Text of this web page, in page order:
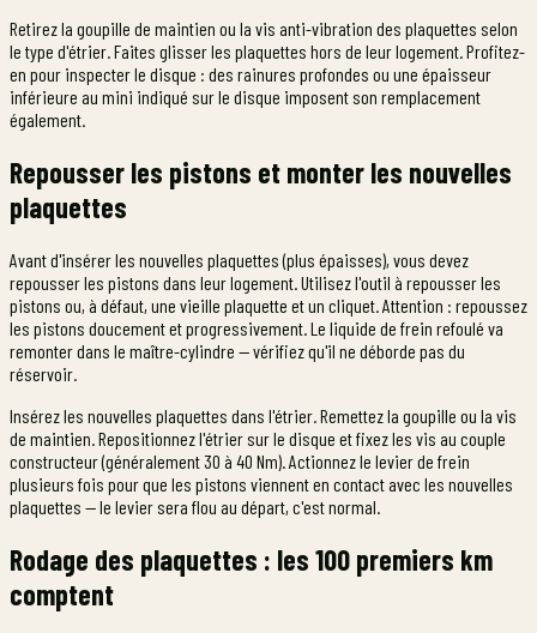
Retirez la goupille de maintien ou la vis anti-vibration des plaquettes selon
le type d'étrier. Faites glisser les plaquettes hors de leur logement. Profitez-
en pour inspecter le disque : des rainures profondes ou une épaisseur
inférieure au mini indiqué sur le disque imposent son remplacement
également.
Repousser les pistons et monter les nouvelles
plaquettes
Avant d'insérer les nouvelles plaquettes (plus épaisses), vous devez
repousser les pistons dans leur logement. Utilisez l'outil à repousser les
pistons ou, à défaut, une vieille plaquette et un cliquet. Attention : repoussez
les pistons doucement et progressivement. Le liquide de frein refoulé va
remonter dans le maître-cylindre — vérifiez qu'il ne déborde pas du
réservoir.
Insérez les nouvelles plaquettes dans l'étrier. Remettez la goupille ou la vis
de maintien. Repositionnez l'étrier sur le disque et fixez les vis au couple
constructeur (généralement 30 à 40 Nm). Actionnez le levier de frein
plusieurs fois pour que les pistons viennent en contact avec les nouvelles
plaquettes — le levier sera flou au départ, c'est normal.
Rodage des plaquettes : les 100 premiers km
comptent